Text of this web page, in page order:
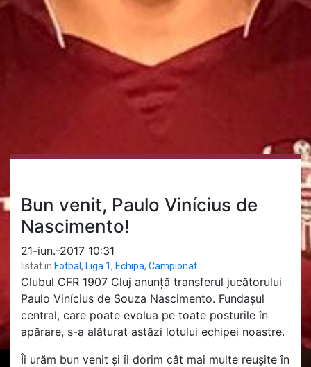
Bun venit, Paulo Vinícius de
Nascimento!
21-iun.-2017 10:31
listat in Fotbal , Liga 1, Echipa, Campionat
Clubul CFR 1907 Cluj anunță transferul jucătorului
Paulo Vinícius de Souza Nascimento. Fundașul
central, care poate evolua pe toate posturile în
apărare, s-a alăturat astăzi lotului echipei noastre.
Îi urăm bun venit și îi dorim cât mai multe reușite în